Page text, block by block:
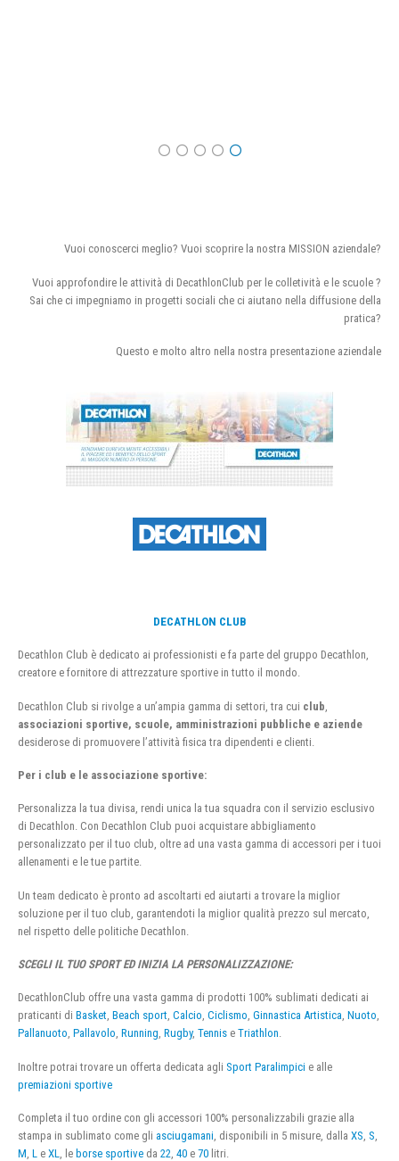
Vuoi conoscerci meglio? Vuoi scoprire la nostra MISSION aziendale?
Vuoi approfondire le attività di DecathlonClub per le colletività e le scuole ?
Sai che ci impegniamo in progetti sociali che ci aiutano nella diffusione della
pratica?
Questo e molto altro nella nostra presentazione aziendale
DECATHLON CLUB
Decathlon Club è dedicato ai professionisti e fa parte del gruppo Decathlon,
creatore e fornitore di attrezzature sportive in tutto il mondo.
Decathlon Club si rivolge a un’ampia gamma di settori, tra cui club
associazioni sportive, scuole, amministrazioni pubbliche e aziende
desiderose di promuovere l’attività fisica tra dipendenti e clienti.
Per i club e le associazione sportive:
Personalizza la tua divisa, rendi unica la tua squadra con il servizio esclusivo
di Decathlon. Con Decathlon Club puoi acquistare abbigliamento
personalizzato per il tuo club, oltre ad una vasta gamma di accessori per i tuoi
allenamenti e le tue partite.
Un team dedicato è pronto ad ascoltarti ed aiutarti a trovare la miglior
soluzione per il tuo club, garantendoti la miglior qualità prezzo sul mercato,
nel rispetto delle politiche Decathlon.
SCEGLI IL TUO SPORT ED INIZIA LA PERSONALIZZAZIONE:
DecathlonClub offre una vasta gamma di prodotti 100% sublimati dedicati ai
praticanti di Basket, Beach sport, Calcio, Ciclismo, Ginnastica Artistica, Nuoto,
Pallanuoto, Pallavolo, Running, Rugby, Tennis e Triathlon.
Inoltre potrai trovare un offerta dedicata agli Sport Paralimpici e alle
premiazioni sportive
Completa il tuo ordine con gli accessori 100% personalizzabili grazie alla
stampa in sublimato come gli asciugamani , disponibili in 5 misure, dalla XS S
M L e XL , le borse sportive da 22 40 e 70 litri.